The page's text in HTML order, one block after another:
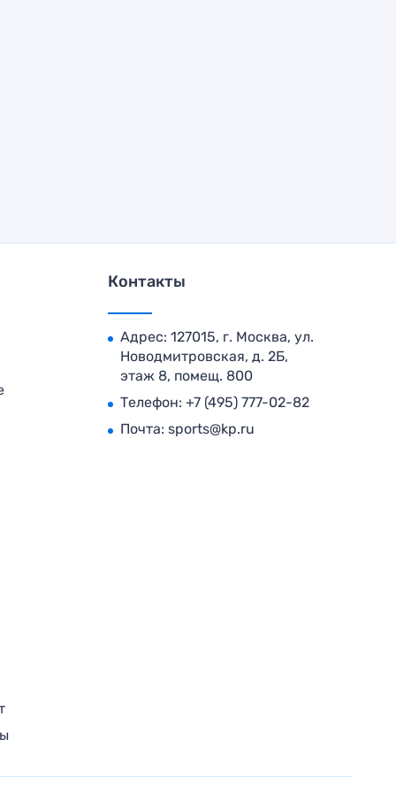
Контакты
Адрес: 127015, г. Москва, ул.
Новодмитровская, д. 2Б,
этаж 8, помещ. 800
Телефон: +7 (495) 777-02-82
Почта: sports@kp.ru